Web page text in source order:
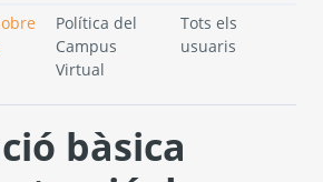
Política del
Campus
Virtual
Tots els
usuaris
bàsica